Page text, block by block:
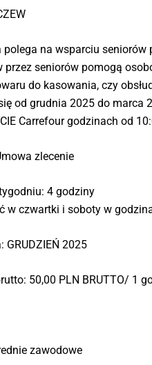
polega na wsparciu
przez seniorów pomogą
do kasowania, czy
od grudnia 2025 do marca
Carrefour godzinach od
zlecenie
4 godziny
w czwartki i soboty w
GRUDZIEŃ 2025
50,00 PLN BRUTTO/ 1
zawodowe